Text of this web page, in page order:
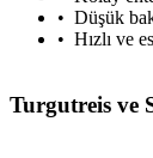
Düşük
Hızlı ve
Turgutreis ve